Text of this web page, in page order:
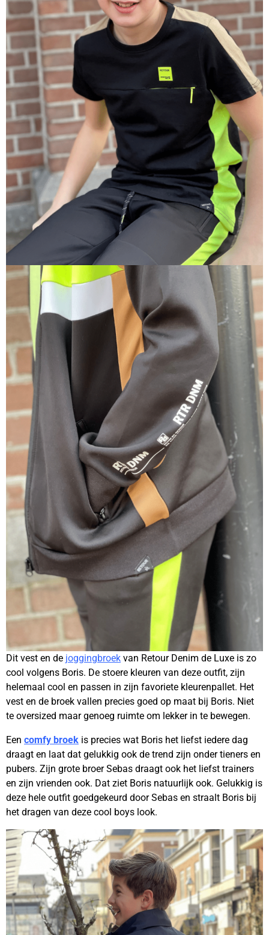
Dit vest en de joggingbroek van Retour Denim de Luxe is zo
cool volgens Boris. De stoere kleuren van deze outfit, zijn
helemaal cool en passen in zijn favoriete kleurenpallet. Het
vest en de broek vallen precies goed op maat bij Boris. Niet
te oversized maar genoeg ruimte om lekker in te bewegen.
Een comfy broek is precies wat Boris het liefst iedere dag
draagt en laat dat gelukkig ook de trend zijn onder tieners en
pubers. Zijn grote broer Sebas draagt ook het liefst trainers
en zijn vrienden ook. Dat ziet Boris natuurlijk ook. Gelukkig is
deze hele outfit goedgekeurd door Sebas en straalt Boris bij
het dragen van deze cool boys look.